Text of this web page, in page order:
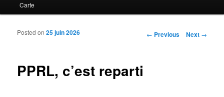
Carte
Post navigation
← Previous Next →
PPRL, c’est reparti
Posted on25 juin 2026